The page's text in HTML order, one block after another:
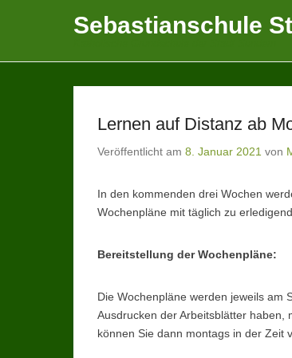
Sebastianschule
Lernen auf Distanz ab
Veröffentlicht am 8. Januar 2021 von
In den kommenden drei Wochen
Wochenpläne mit täglich zu
Bereitstellung der Wochenpläne:
Die Wochenpläne werden jeweils am
Ausdrucken der Arbeitsblätter haben,
können Sie dann montags in der Zeit